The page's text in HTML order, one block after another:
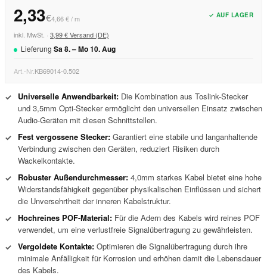
2,33€4,66 € / m ✓ AUF LAGER
inkl. MwSt. · 3,99 € Versand (DE)
Lieferung Sa8. –Mo10.Aug
Art.-Nr.KB69014-0.502
✓ Universelle Anwendbarkeit: Die Kombination aus Toslink-Stecker
und 3,5mm Opti-Stecker ermöglicht den universellen Einsatz zwischen
Audio-Geräten mit diesen Schnittstellen.
✓
Fest vergossene Stecker: Garantiert eine stabile und langanhaltende
Verbindung zwischen den Geräten, reduziert Risiken durch
Wackelkontakte.
✓
Robuster Außendurchmesser: 4,0mm starkes Kabel bietet eine hohe
Widerstandsfähigkeit gegenüber physikalischen Einflüssen und sichert
die Unversehrtheit der inneren Kabelstruktur.
✓ Hochreines POF-Material: Für die Adern des Kabels wird reines POF
verwendet, um eine verlustfreie Signalübertragung zu gewährleisten.
✓ Vergoldete Kontakte: Optimieren die Signalübertragung durch ihre
minimale Anfälligkeit für Korrosion und erhöhen damit die Lebensdauer
des Kabels.